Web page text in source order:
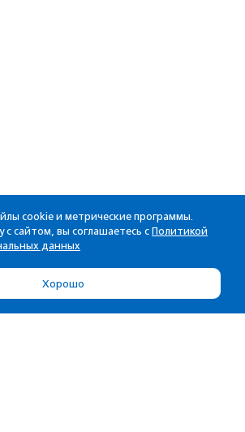
cookie и метрические программы.
сайтом, вы соглашаетесь с Политикой
данных
Хорошо